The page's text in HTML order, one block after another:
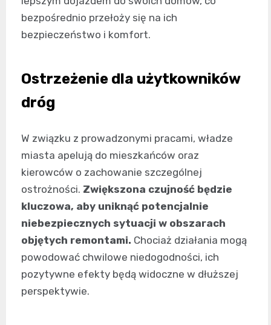
bezpośrednio przełoży się na ich
bezpieczeństwo i komfort.
Ostrzeżenie dla użytkowników
dróg
W związku z prowadzonymi pracami, władze
miasta apelują do mieszkańców oraz
kierowców o zachowanie szczególnej
ostrożności. Zwiększona czujność będzie
kluczowa, aby uniknąć potencjalnie
niebezpiecznych sytuacji w obszarach
objętych remontami. Chociaż działania mogą
powodować chwilowe niedogodności, ich
pozytywne efekty będą widoczne w dłuższej
perspektywie.